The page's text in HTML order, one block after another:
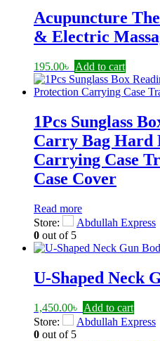
Acupuncture
& Electric
195.00৳ Add to cart
1Pcs Sunglass
Carry Bag Hard
Carrying Case
Case Cover
Read more
Store:
Abdullah Express
0 out of 5
U-Shaped Neck
1,450.00৳ Add to cart
Store:
Abdullah Express
0 out of 5